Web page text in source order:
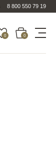
8 800 550 79 19
0 0